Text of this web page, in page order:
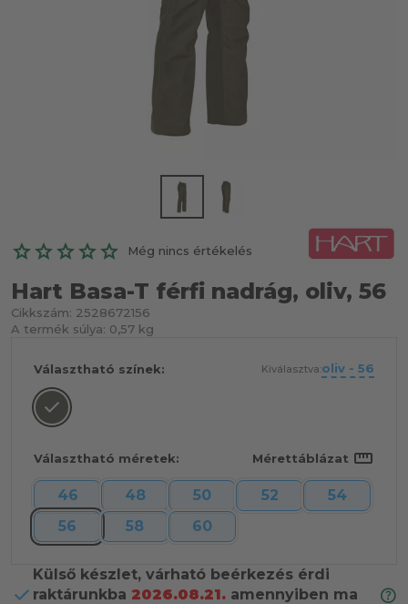
Még nincs értékelés
Hart Basa-T férfi nadrág, oliv, 56
Cikkszám: 2528672156
A termék súlya: 0,57 kg
Választható színek: Kiválasztva:oliv - 56
Választható méretek: Mérettáblázat straighten
46 48 50 52
54
56
58 60
Külső készlet, várható beérkezés érdi
raktárunkba 2026.08.21. amennyiben ma